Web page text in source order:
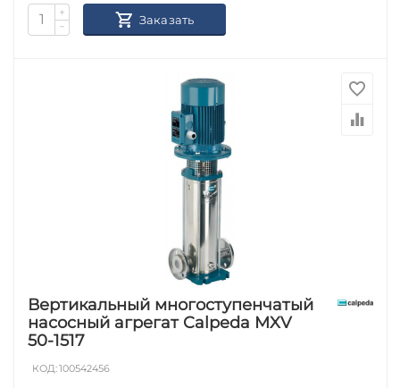
+
−
Заказать
Вертикальный многоступенчатый
насосный агрегат Calpeda MXV
50-1517
КОД:100542456